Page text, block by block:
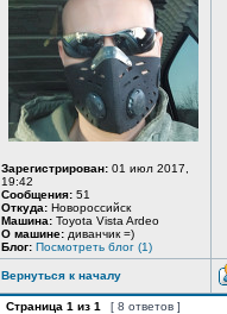
Зарегистрирован: 01 июл 2017,
19:42
Сообщения: 51
Откуда: Новороссийск
Машина: Toyota Vista Ardeo
О машине: диванчик =)
Блог: Посмотреть блог (1)
Вернуться к началу
Страница 1 из 1 [ 8 ответов ]